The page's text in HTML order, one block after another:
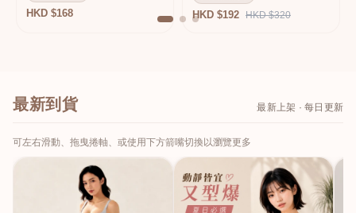
HKD $168 HKD $192 HKD $320
最新到貨 最新上架 · 每日更新
可左右滑動、拖曳捲軸、或使用下方箭嘴切換以瀏覽更多